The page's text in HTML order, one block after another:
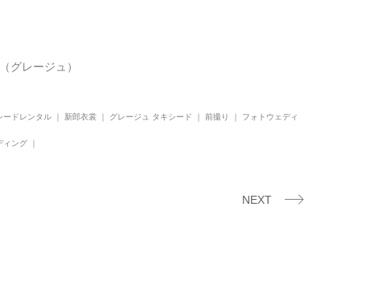
グレージュ）
ードレンタル ｜ 新郎衣裳 ｜ グレージュ タキシード ｜ 前撮り ｜ フォトウェディ
ング ｜
NEXT